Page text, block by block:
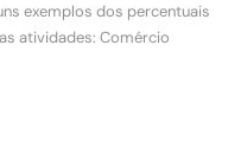
exemplos dos percentuais
atividades: Comércio